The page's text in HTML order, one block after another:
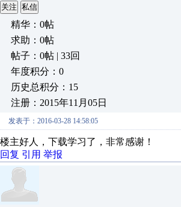
关注 私信
精华：0帖
求助：0帖
帖子：0帖 | 33回
年度积分：0
历史总积分：15
注册：2015年11月05日
发表于：2016-03-28 14:58:05
楼主好人，下载学习了，非常感谢！
回复 引用 举报